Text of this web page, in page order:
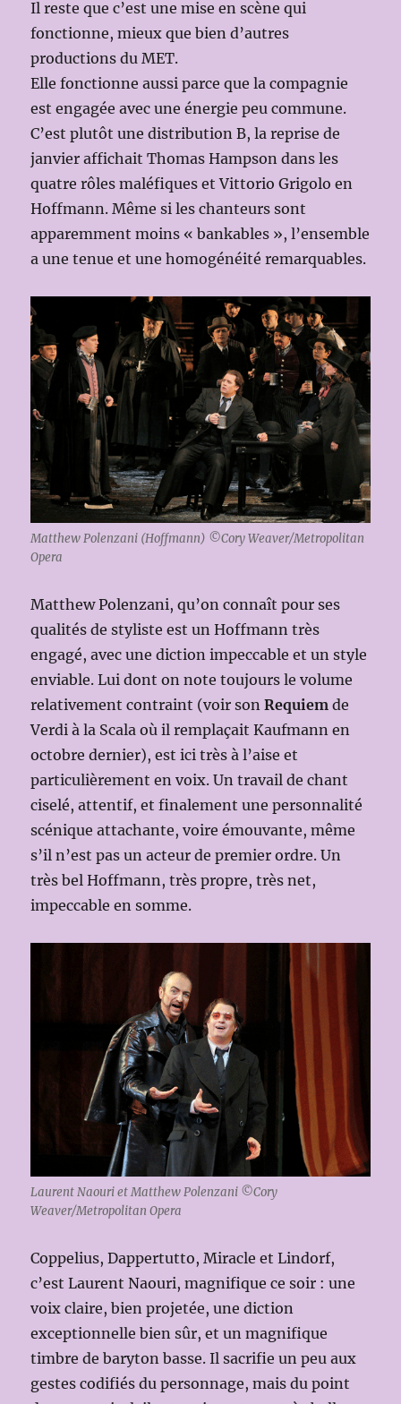
Il reste que c’est une mise en scène qui
fonctionne, mieux que bien d’autres
productions du MET.
Elle fonctionne aussi parce que la compagnie
est engagée avec une énergie peu commune.
C’est plutôt une distribution B, la reprise de
janvier affichait Thomas Hampson dans les
quatre rôles maléfiques et Vittorio Grigolo en
Hoffmann. Même si les chanteurs sont
apparemment moins « bankables », l’ensemble
a une tenue et une homogénéité remarquables.
Matthew Polenzani (Hoffmann) ©Cory Weaver/Metropolitan
Opera
Matthew Polenzani, qu’on connaît pour ses
qualités de styliste est un Hoffmann très
engagé, avec une diction impeccable et un style
enviable. Lui dont on note toujours le volume
relativement contraint (voir sonRequiem de
Verdi à la Scala où il remplaçait Kaufmann en
octobre dernier), est ici très à l’aise et
particulièrement en voix. Un travail de chant
ciselé, attentif, et finalement une personnalité
scénique attachante, voire émouvante, même
s’il n’est pas un acteur de premier ordre. Un
très bel Hoffmann, très propre, très net,
impeccable en somme.
Laurent Naouri et Matthew Polenzani ©Cory
Weaver/Metropolitan Opera
Coppelius, Dappertutto, Miracle et Lindorf,
c’est Laurent Naouri, magnifique ce soir : une
voix claire, bien projetée, une diction
exceptionnelle bien sûr, et un magnifique
timbre de baryton basse. Il sacrifie un peu aux
gestes codifiés du personnage, mais du point